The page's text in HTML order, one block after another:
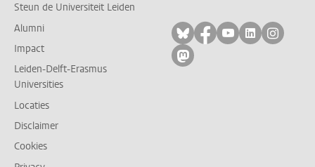
Steun de Universiteit Leiden
Alumni
Impact
Leiden-Delft-Erasmus
Universities
Locaties
Disclaimer
Cookies
Volg ons op bluesky
Volg ons op
Volg ons op
Volg ons
Volg
Volg ons op mastodon